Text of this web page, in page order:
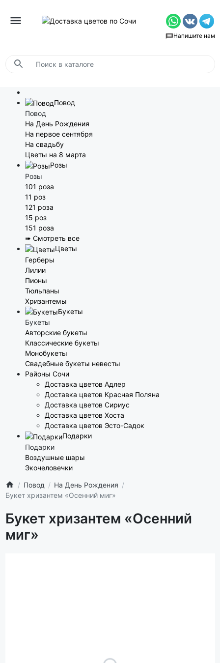
Напишите нам
Повод
Повод
На День Рождения
На первое сентября
На свадьбу
Цветы на 8 марта
Розы
Розы
101 роза
11 роз
121 роза
15 роз
151 роза
➠ Смотреть все
Цветы
Герберы
Лилии
Пионы
Тюльпаны
Хризантемы
Букеты
Букеты
Авторские букеты
Классические букеты
Монобукеты
Свадебные букеты невесты
Районы Сочи
Доставка цветов Адлер
Доставка цветов Красная Поляна
Доставка цветов Сириус
Доставка цветов Хоста
Доставка цветов Эсто-Садок
Подарки
Подарки
Воздушные шары
Экочеловечки
Повод
На День Рождения
Букет хризантем «Осенний миг»
Букет хризантем «Осенний
миг»